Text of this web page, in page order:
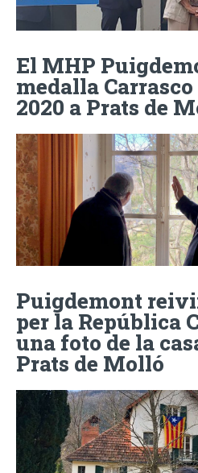
El MHP
medalla
2020 a Prats de
Puigdemont
per la República
una foto de la
Prats de Molló